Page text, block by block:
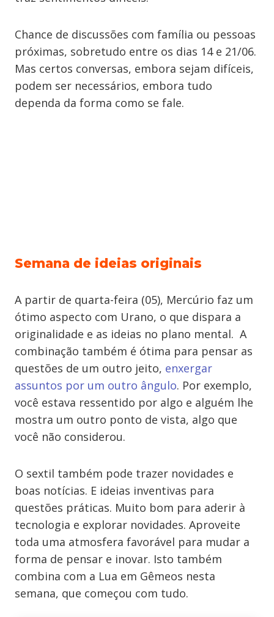
Chance de discussões com família ou pessoas
próximas, sobretudo entre os dias 14 e 21/06.
Mas certos conversas, embora sejam difíceis,
podem ser necessários, embora tudo
dependa da forma como se fale.
Semana de ideias originais
A partir de quarta-feira (05), Mercúrio faz um
ótimo aspecto com Urano, o que dispara a
originalidade e as ideias no plano mental. A
combinação também é ótima para pensar as
questões de um outro jeito, enxergar
assuntos por um outro ângulo. Por exemplo,
você estava ressentido por algo e alguém lhe
mostra um outro ponto de vista, algo que
você não considerou.
O sextil também pode trazer novidades e
boas notícias. E ideias inventivas para
questões práticas. Muito bom para aderir à
tecnologia e explorar novidades. Aproveite
toda uma atmosfera favorável para mudar a
forma de pensar e inovar. Isto também
combina com a Lua em Gêmeos nesta
semana, que começou com tudo.